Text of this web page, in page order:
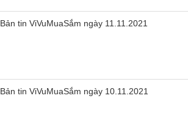
Bản tin ViVuMuaSắm ngày 11.11.2021
Bản tin ViVuMuaSắm ngày 10.11.2021